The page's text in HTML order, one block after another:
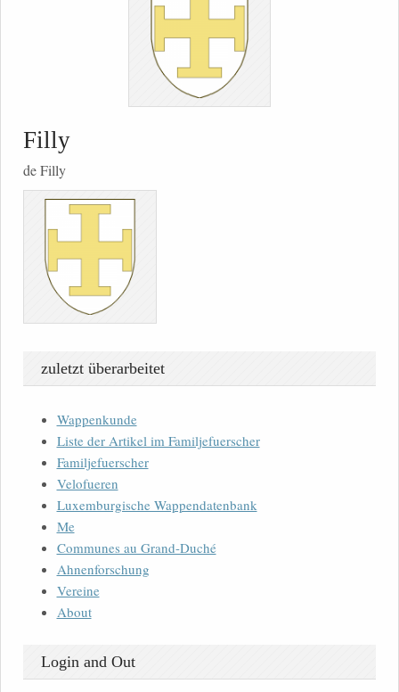
Filly
de Filly
zuletzt überarbeitet
Wappenkunde
Liste der Artikel im Familjefuerscher
Familjefuerscher
Velofueren
Luxemburgische Wappendatenbank
Me
Communes au Grand-Duché
Ahnenforschung
Vereine
About
Login and Out